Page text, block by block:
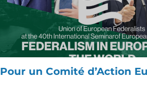
Pour un Comité d’Action